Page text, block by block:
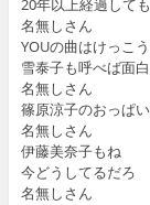
20年以上経過して
名無しさん
YOUの曲はけっこ
雪泰子も呼べば面
名無しさん
篠原涼子のおっぱ
名無しさん
伊藤美奈子もね
今どうしてるだろ
名無しさん